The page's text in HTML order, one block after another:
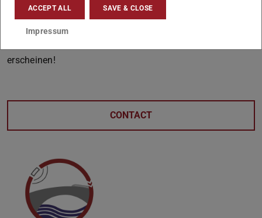
Alles, was Sie mitbringen müssen, sind aufgefrischte
Mathekenntnisse aus der Oberstufe und dem ersten
erscheinen!
CONTACT
ACCEPT ALL SAVE & CLOSE
Impressum